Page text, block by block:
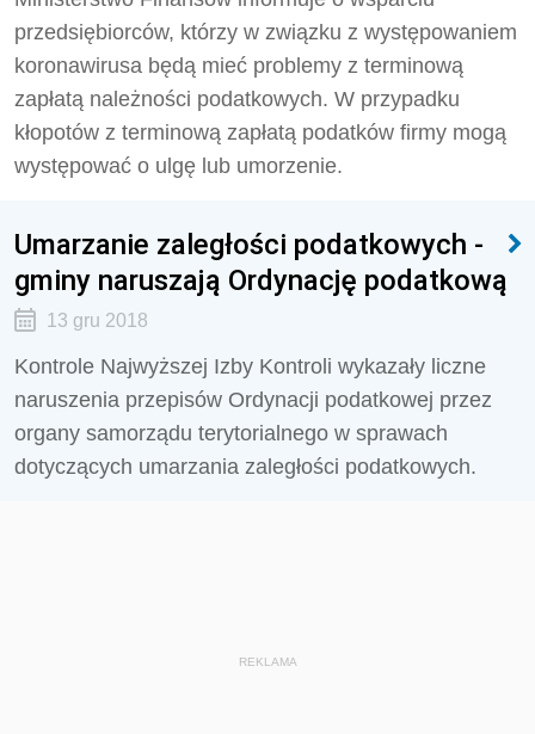
przedsiębiorców, którzy w związku z występowaniem
koronawirusa będą mieć problemy z terminową
zapłatą należności podatkowych. W przypadku
kłopotów z terminową zapłatą podatków firmy mogą
występować o ulgę lub umorzenie.
Umarzanie zaległości podatkowych -
gminy naruszają Ordynację podatkową
13 gru 2018
Kontrole Najwyższej Izby Kontroli wykazały liczne
naruszenia przepisów Ordynacji podatkowej przez
organy samorządu terytorialnego w sprawach
dotyczących umarzania zaległości podatkowych.
REKLAMA